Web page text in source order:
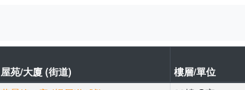
屋苑/大廈 (街道) 樓層/單位